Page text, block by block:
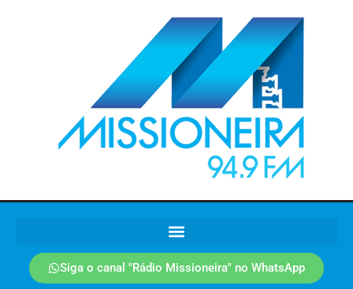
Siga o canal "Rádio Missioneira" no WhatsApp